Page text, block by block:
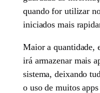
quando for utilizar
iniciados mais
Maior a quantidade,
irá armazenar mais
sistema, deixando
o uso de muitos